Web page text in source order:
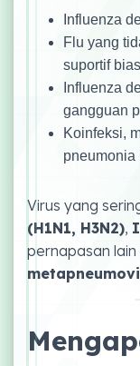
Influenza
Flu yang
suportif
Influenza
gangguan
Koinfeksi,
pneumonia
Virus yang
(H1N1, H3N2),
pernapasan